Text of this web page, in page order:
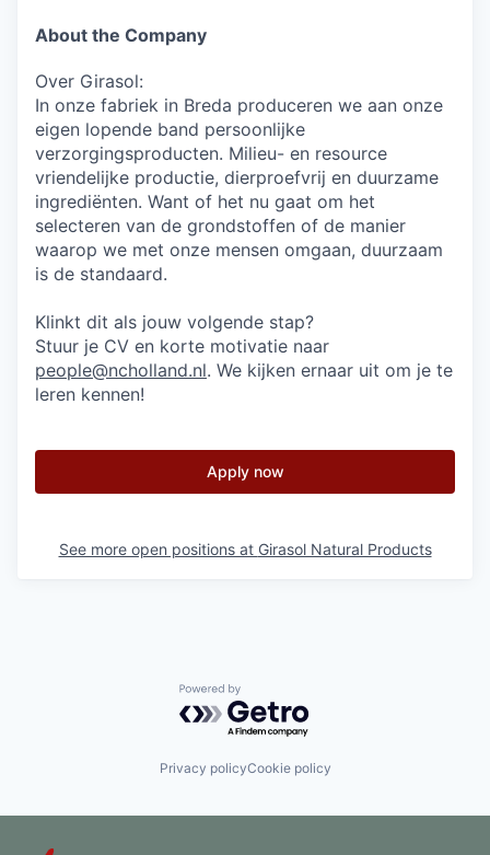
About the Company
Over Girasol:
In onze fabriek in Breda produceren we aan onze
eigen lopende band persoonlijke
verzorgingsproducten. Milieu- en resource
vriendelijke productie, dierproefvrij en duurzame
ingrediënten. Want of het nu gaat om het
selecteren van de grondstoffen of de manier
waarop we met onze mensen omgaan, duurzaam
is de standaard.
Klinkt dit als jouw volgende stap?
Stuur je CV en korte motivatie naar
people@ncholland.nl. We kijken ernaar uit om je te
leren kennen!
Apply now
See more open positions at Girasol Natural Products
Powered by Getro.com
Privacy policyCookie policy